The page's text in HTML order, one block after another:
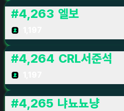
#4,263 엘보
#4,264 CRL서준석
#4,265 냐뇨뇨냥